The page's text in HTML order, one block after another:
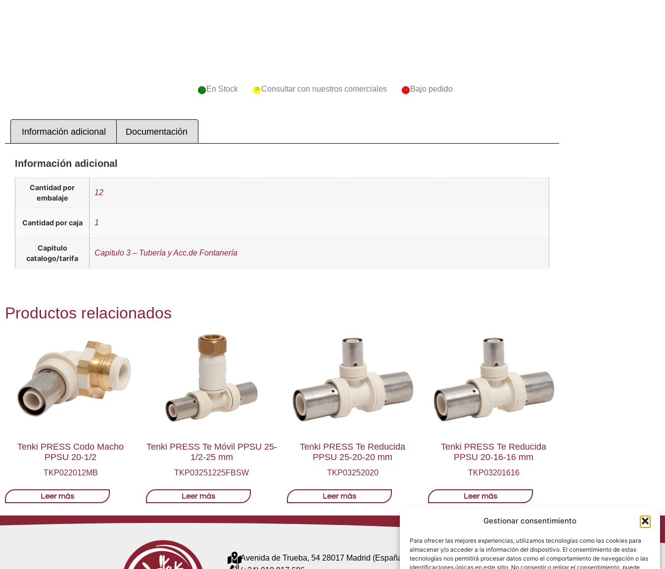
Gestionar consentimiento
Para ofrecer las mejores experiencias, utilizamos tecnologías como las cookies para
almacenar y/o acceder a la información del dispositivo. El consentimiento de estas
tecnologías nos permitirá procesar datos como el comportamiento de navegación o las
identificaciones únicas en este sitio. No consentir o retirar el consentimiento, puede
= En Stock = Consultar con nuestros comerciales = Bajo pedido
Información adicional Documentación
Información adicional
Cantidad por
embalaje
12
Cantidad por caja 1
Capitulo
catalogo/tarifa
Capitulo 3 – Tubería y Acc.de Fontanería
Productos relacionados
Tenki PRESS Codo Macho
PPSU 20-1/2
TKP022012MB
Leer más
Tenki PRESS Te Móvil PPSU 25-
1/2-25 mm
TKP03251225FBSW
Leer más
Tenki PRESS Te Reducida
PPSU 25-20-20 mm
TKP03252020
Leer más
Tenki PRESS Te Reducida
PPSU 20-16-16 mm
TKP03201616
Leer más
Avenida de Trueba, 54 28017 Madrid (España)
Política de Privacidad